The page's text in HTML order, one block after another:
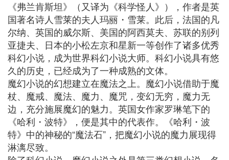
《弗兰肯斯坦》（又译为《科学怪人》），作者是英
国著名诗人雪莱的夫人玛丽・雪莱。此后，法国的凡
尔纳、英国的威尔斯、美国的阿西莫夫、苏联的别列
亚捷夫、日本的小松左京和星新一等创作了诸多优秀
科幻小说，成为世界科幻小说大师。科幻小说具有悠
久的历史，已经成为了一种成熟的文体。
魔幻小说的幻想建立在魔法之上。魔幻小说借助于魔
杖、魔戒、魔法、魔力、魔咒，变幻无穷，魔力无
边，充分施展魔幻的魅力。英国女作家罗琳笔下的
《哈利・波特》，便是其中的代表作。《哈利・波
特》中的神秘的“魔法石”，把魔幻小说的魔力展现得
淋漓尽致。